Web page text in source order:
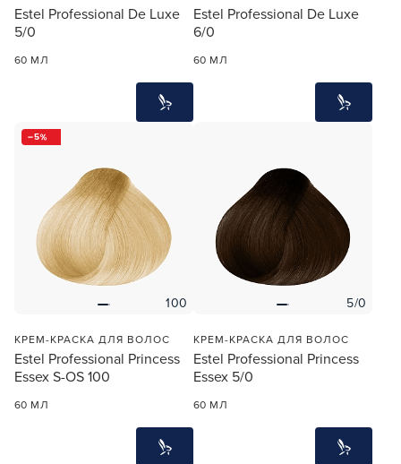
Estel Professional De Luxe
5/0
60 МЛ
Estel Professional De Luxe
6/0
60 МЛ
5
100
КРЕМ-КРАСКА ДЛЯ ВОЛОС
Estel Professional Princess
Essex S-OS 100
60 МЛ
5/0
КРЕМ-КРАСКА ДЛЯ ВОЛОС
Estel Professional Princess
Essex 5/0
60 МЛ